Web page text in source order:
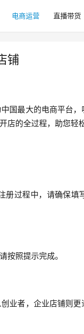
电商运营 直播带货
铺
国最大的电商平台
的全过程，助您轻
过程中，请确保填
按照提示完成。
业者，企业店铺则